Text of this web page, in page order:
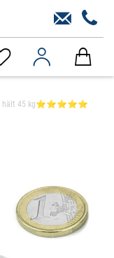
- hält 45 kg⭐⭐⭐⭐⭐